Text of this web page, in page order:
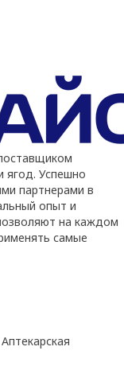
ягод. Успешно
партнерами в
опыт и
на каждом
самые